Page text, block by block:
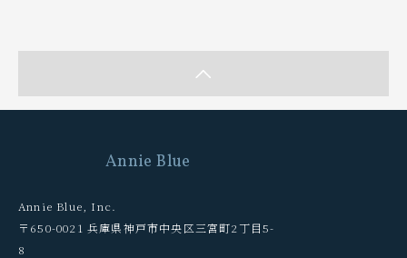
Annie Blue
Annie Blue, Inc.
〒650-0021 兵庫県神戸市中央区三宮町2丁目5-
8